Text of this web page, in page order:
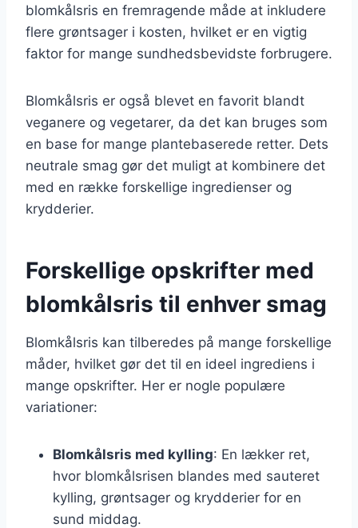
blomkålsris en fremragende måde at inkludere
flere grøntsager i kosten, hvilket er en vigtig
faktor for mange sundhedsbevidste forbrugere.
Blomkålsris er også blevet en favorit blandt
veganere og vegetarer, da det kan bruges som
en base for mange plantebaserede retter. Dets
neutrale smag gør det muligt at kombinere det
med en række forskellige ingredienser og
krydderier.
Forskellige opskrifter med
blomkålsris til enhver smag
Blomkålsris kan tilberedes på mange forskellige
måder, hvilket gør det til en ideel ingrediens i
mange opskrifter. Her er nogle populære
variationer:
Blomkålsris med kylling: En lækker ret,
hvor blomkålsrisen blandes med sauteret
kylling, grøntsager og krydderier for en
sund middag.